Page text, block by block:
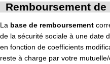
Remboursement de
La base de remboursement
de la sécurité sociale à une date
en fonction de coefficients
reste à charge par votre